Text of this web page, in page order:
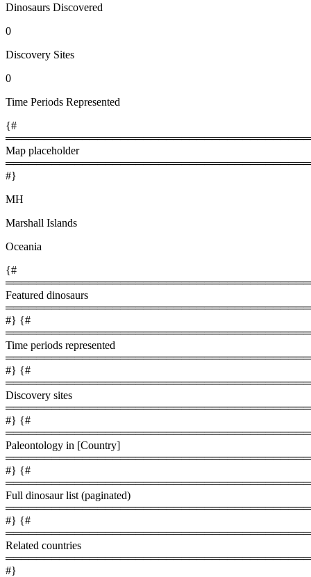
Dinosaurs Discovered
0
Discovery Sites
0
Time Periods Represented
{#
Map placeholder
#}
MH
Marshall Islands
Oceania
{#
Featured dinosaurs
#} {#
Time periods represented
#} {#
Discovery sites
#} {#
Paleontology in [Country]
#} {#
Full dinosaur list (paginated)
#} {#
Related countries
#}